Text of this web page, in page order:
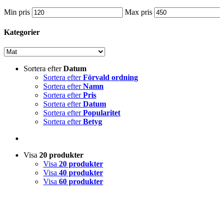
Min pris Max pris
Kategorier
Sortera efterDatum
Sortera efterFörvald ordning
Sortera efterNamn
Sortera efterPris
Sortera efterDatum
Sortera efterPopularitet
Sortera efterBetyg
Visa 20 produkter
Visa 20 produkter
Visa 40 produkter
Visa 60 produkter